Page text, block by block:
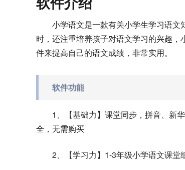
小学语文是一款有关小学生学习语
时，还注重培养孩子对语文学习的兴趣
件来提高自己的语文成绩，非常实用。
软件功能
1、【基础力】课堂同步，拼音、新
全，无需购买
2、【学习力】1-3年级小学语文课堂